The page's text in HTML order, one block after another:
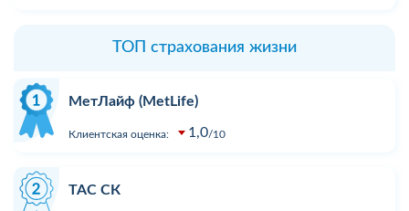
ТОП страхования жизни
МетЛайф (MetLife)
Клиентская оценка: 1,0 10
ТАС СК